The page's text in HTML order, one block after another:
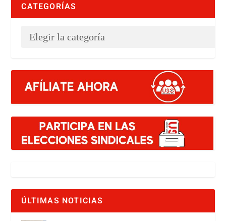
CATEGORÍAS
ÚLTIMAS NOTICIAS